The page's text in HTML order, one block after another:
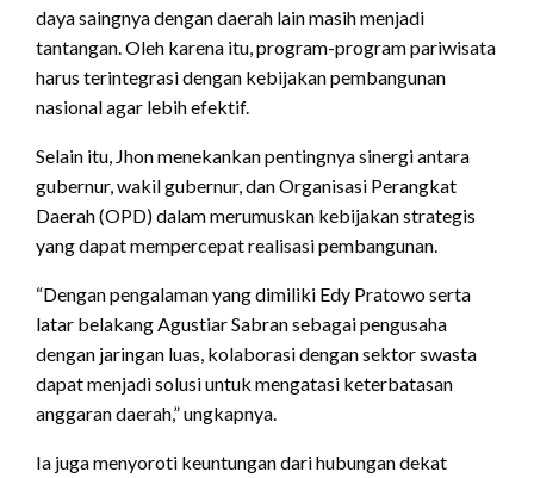
daya saingnya dengan daerah lain masih menjadi
tantangan. Oleh karena itu, program-program pariwisata
harus terintegrasi dengan kebijakan pembangunan
nasional agar lebih efektif.
Selain itu, Jhon menekankan pentingnya sinergi antara
gubernur, wakil gubernur, dan Organisasi Perangkat
Daerah (OPD) dalam merumuskan kebijakan strategis
yang dapat mempercepat realisasi pembangunan.
“Dengan pengalaman yang dimiliki Edy Pratowo serta
latar belakang Agustiar Sabran sebagai pengusaha
dengan jaringan luas, kolaborasi dengan sektor swasta
dapat menjadi solusi untuk mengatasi keterbatasan
anggaran daerah,” ungkapnya.
Ia juga menyoroti keuntungan dari hubungan dekat